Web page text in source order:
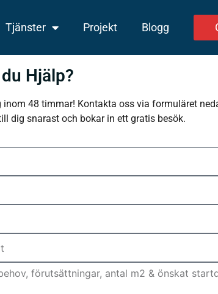
Tjänster Projekt Blogg
Hjälp?
inom 48 timmar! Kontakta oss via formuläret
dig snarast och bokar in ett gratis besök.